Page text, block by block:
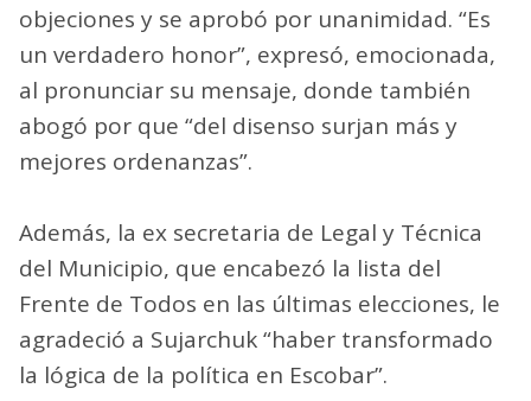
objeciones y se aprobó por unanimidad. “Es
un verdadero honor”, expresó, emocionada,
al pronunciar su mensaje, donde también
abogó por que “del disenso surjan más y
mejores ordenanzas”.
Además, la ex secretaria de Legal y Técnica
del Municipio, que encabezó la lista del
Frente de Todos en las últimas elecciones, le
agradeció a Sujarchuk “haber transformado
la lógica de la política en Escobar”.